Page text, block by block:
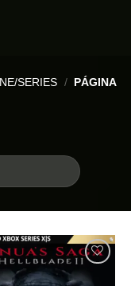
SERIES / PÁGINA